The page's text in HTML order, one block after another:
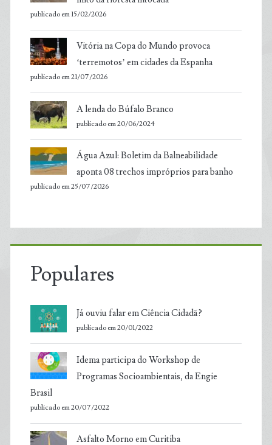
publicado em 15/02/2026
Vitória na Copa do Mundo provoca
‘terremotos’ em cidades da Espanha
publicado em 21/07/2026
A lenda do Búfalo Branco
publicado em 20/06/2024
Água Azul: Boletim da Balneabilidade
aponta 08 trechos impróprios para banho
publicado em 25/07/2026
Populares
Já ouviu falar em Ciência Cidadã?
publicado em 20/01/2022
Idema participa do Workshop de
Programas Socioambientais, da Engie
Brasil
publicado em 20/07/2022
Asfalto Morno em Curitiba